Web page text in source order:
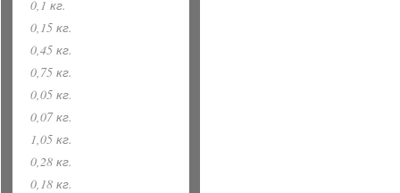
0,1 кг.
0,15 кг.
0,45 кг.
0,75 кг.
0,05 кг.
0,07 кг.
1,05 кг.
0,28 кг.
0,18 кг.